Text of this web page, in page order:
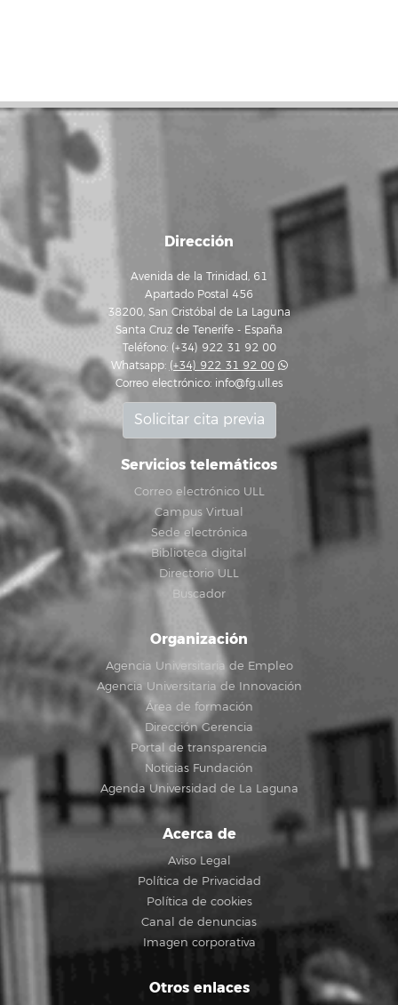
Dirección
Avenida de la Trinidad, 61
Apartado Postal 456
38200, San Cristóbal de La Laguna
Santa Cruz de Tenerife - España
Teléfono: (+34) 922 31 92 00
Whatsapp: (+34) 922 31 92 00
Correo electrónico: info@fg.ull.es
Solicitar cita previa
Servicios telemáticos
Correo electrónico ULL
Campus Virtual
Sede electrónica
Biblioteca digital
Directorio ULL
Buscador
Organización
Agencia Universitaria de Empleo
Agencia Universitaria de Innovación
Área de formación
Dirección Gerencia
Portal de transparencia
Noticias Fundación
Agenda Universidad de La Laguna
Acerca de
Aviso Legal
Política de Privacidad
Política de cookies
Canal de denuncias
Imagen corporativa
Otros enlaces